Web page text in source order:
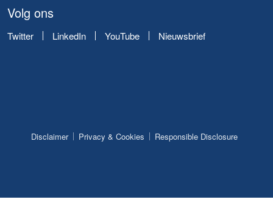
Volg ons
Twitter LinkedIn YouTube Nieuwsbrief
Disclaimer Privacy & Cookies Responsible Disclosure